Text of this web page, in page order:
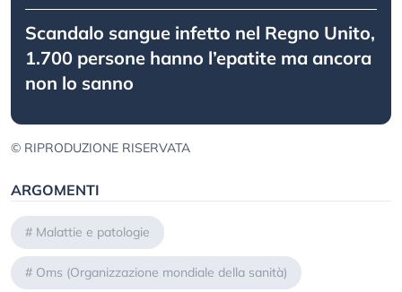
Scandalo sangue infetto nel Regno Unito,
1.700 persone hanno l’epatite ma ancora
non lo sanno
© RIPRODUZIONE RISERVATA
ARGOMENTI
# Malattie e patologie
# Oms (Organizzazione mondiale della sanità)